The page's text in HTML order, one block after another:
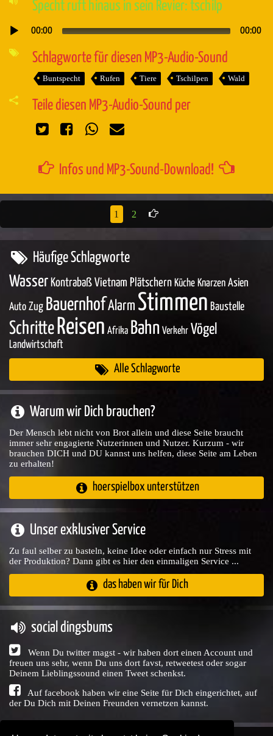
Specht ruft hinaus in sein Revier: tschilp
Audio-
00:00 00:00
Schlagworte für diesen MP3-Audio-Sound
Buntspecht Rufen Tiere Tschilpen Wald
Teile diesen MP3-Audio-Sound per
Infos und MP3-Sound-Download!
1 2
Häufige Schlagworte
Wasser Kontrabaß Vietnam Plätschern Küche Knarzen Asien
Auto Zug BauernhofAlarm Stimmen Baustelle
Schritte Reisen Afrika Bahn Verkehr Vögel
Landwirtschaft
Alle Schlagworte
Warum wir Dich brauchen?
Der Mensch lebt nicht von Brot allein und diese Seite braucht
immer sehr engagierte Nutzerinnen und Nutzer. Kurzum - wir
brauchen DICH und DU kannst uns helfen, diese Seite am Leben
zu erhalten!
hoerspielbox unterstützen
Unser exklusiver Service
Zu faul selber zu basteln, keine Idee oder einfach nur Stress mit
der Produktion? Dann gibt es hier den einmaligen Service ...
das haben wir für Dich
social dingsbums
Wenn Du twitter magst - wir haben dort einen Account und
freuen uns sehr, wenn Du uns dort favst, retweetest oder sogar
Deinem Lieblingssound einen Tweet schenkst.
Auf facebook haben wir eine Seite für Dich eingerichtet, auf
der Du Dich mit Deinen Freunden vernetzen kannst.